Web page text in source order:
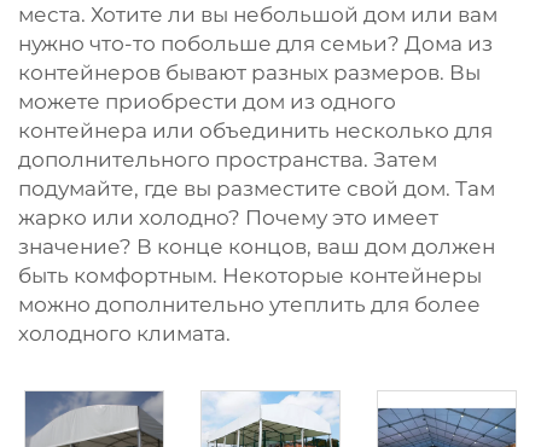
места. Хотите ли вы небольшой дом или вам
нужно что-то побольше для семьи? Дома из
контейнеров бывают разных размеров. Вы
можете приобрести дом из одного
контейнера или объединить несколько для
дополнительного пространства. Затем
подумайте, где вы разместите свой дом. Там
жарко или холодно? Почему это имеет
значение? В конце концов, ваш дом должен
быть комфортным. Некоторые контейнеры
можно дополнительно утеплить для более
холодного климата.